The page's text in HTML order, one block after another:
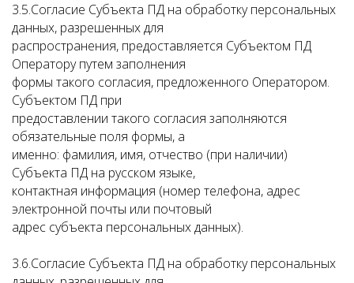
3.5.Согласие Субъекта ПД на обработку персональных
данных, разрешенных для
распространения, предоставляется Субъектом ПД
Оператору путем заполнения
формы такого согласия, предложенного Оператором.
Субъектом ПД при
предоставлении такого согласия заполняются
обязательные поля формы, а
именно: фамилия, имя, отчество (при наличии)
Субъекта ПД на русском языке,
контактная информация (номер телефона, адрес
электронной почты или почтовый
адрес субъекта персональных данных).
3.6.Согласие Субъекта ПД на обработку персональных